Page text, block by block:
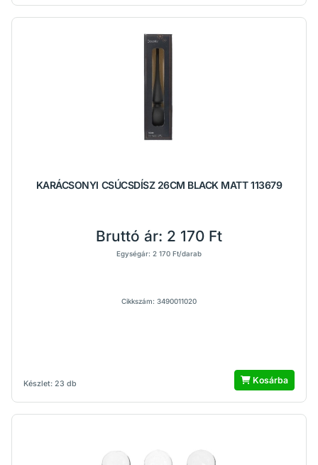
KARÁCSONYI CSÚCSDÍSZ 26CM BLACK MATT 113679
Készlet: 23 db
Bruttó ár: 2 170 Ft
Egységár: 2 170 Ft/darab
Cikkszám: 3490011020
Kosárba